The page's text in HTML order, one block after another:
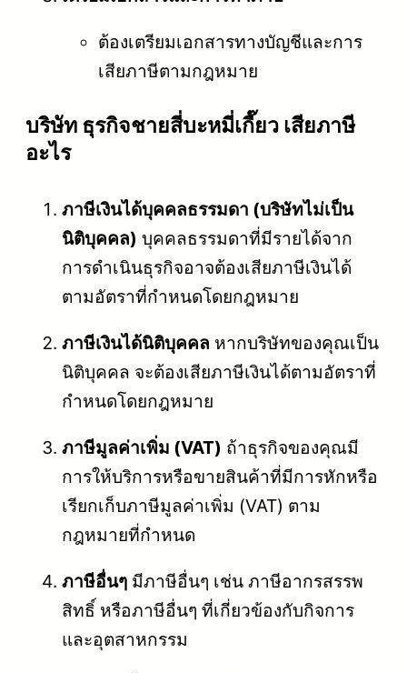
ต้องเตรียมเอกสารทางบัญชีและการ
เสียภาษีตามกฎหมาย
บริษัท ธุรกิจชายสี่บะหมี่เกี๊ยว เสียภาษี
อะไร
ภาษีเงินได้บุคคลธรรมดา (บริษัทไม่เป็น
นิติบุคคล) บุคคลธรรมดาที่มีรายได้จาก
การดำเนินธุรกิจอาจต้องเสียภาษีเงินได้
ตามอัตราที่กำหนดโดยกฎหมาย
ภาษีเงินได้นิติบุคคล หากบริษัทของคุณเป็น
นิติบุคคล จะต้องเสียภาษีเงินได้ตามอัตราที่
กำหนดโดยกฎหมาย
ภาษีมูลค่าเพิ่ม (VAT) ถ้าธุรกิจของคุณมี
การให้บริการหรือขายสินค้าที่มีการหักหรือ
เรียกเก็บภาษีมูลค่าเพิ่ม (VAT) ตาม
กฎหมายที่กำหนด
ภาษีอื่นๆ มีภาษีอื่นๆ เช่น ภาษีอากรสรรพ
สิทธิ์ หรือภาษีอื่นๆ ที่เกี่ยวข้องกับกิจการ
และอุตสาหกรรม